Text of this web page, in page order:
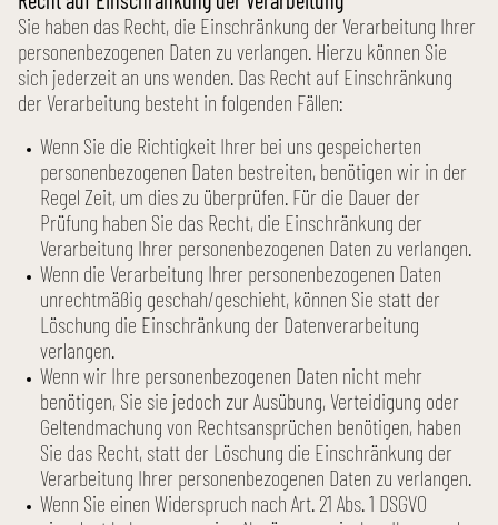
Sie haben das Recht, die Einschränkung der Verarbeitung Ihrer
personen­bezogenen Daten zu verlangen. Hierzu können Sie
sich jederzeit an uns wenden. Das Recht auf Einschränkung
der Verarbeitung besteht in folgenden Fällen:
Wenn Sie die Richtigkeit Ihrer bei uns gespeicherten
personen­bezogenen Daten bestreiten, benötigen wir in der
Regel Zeit, um dies zu überprüfen. Für die Dauer der
Prüfung haben Sie das Recht, die Einschränkung der
Verarbeitung Ihrer personen­bezogenen Daten zu verlangen.
Wenn die Verarbeitung Ihrer personen­bezogenen Daten
unrechtmäßig geschah/geschieht, können Sie statt der
Löschung die Einschränkung der Daten­verarbeitung
verlangen.
Wenn wir Ihre personen­bezogenen Daten nicht mehr
benötigen, Sie sie jedoch zur Ausübung, Verteidigung oder
Geltend­machung von Rechts­ansprüchen benötigen, haben
Sie das Recht, statt der Löschung die Einschränkung der
Verarbeitung Ihrer personen­bezogenen Daten zu verlangen.
Wenn Sie einen Wider­spruch nach Art. 21 Abs. 1 DSGVO